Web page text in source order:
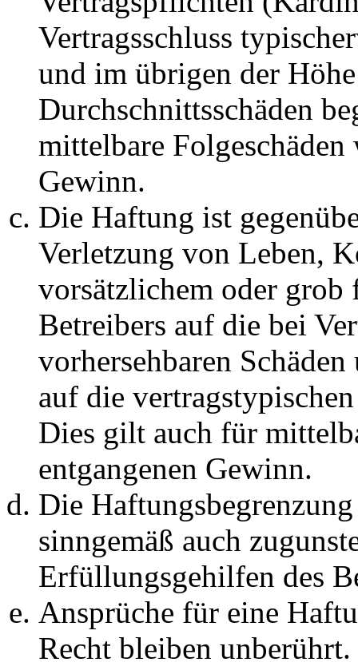
Vertragsschluss
und im übrigen der
Durchschnittsschäden
mittelbare Folgeschäden
Gewinn.
Die Haftung ist
Verletzung von Leben,
vorsätzlichem oder grob
Betreibers auf die bei
vorhersehbaren
auf die
Dies gilt auch für
entgangenen Gewinn.
Die
sinngemäß auch
Erfüllungsgehilfen des
Ansprüche für eine
Recht bleiben unberührt.